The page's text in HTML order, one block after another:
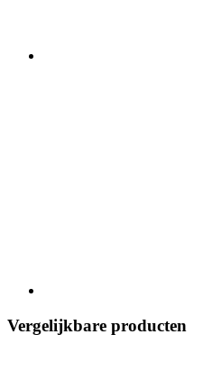
Vergelijkbare producten